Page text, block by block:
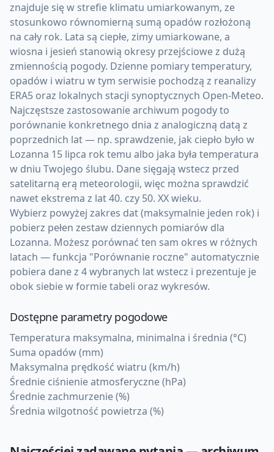
znajduje się w strefie klimatu umiarkowanym, ze
stosunkowo równomierną sumą opadów rozłożoną
na cały rok. Lata są ciepłe, zimy umiarkowane, a
wiosna i jesień stanowią okresy przejściowe z dużą
zmiennością pogody. Dzienne pomiary temperatury,
opadów i wiatru w tym serwisie pochodzą z reanalizy
ERA5 oraz lokalnych stacji synoptycznych Open-Meteo.
Najczęstsze zastosowanie archiwum pogody to
porównanie konkretnego dnia z analogiczną datą z
poprzednich lat — np. sprawdzenie, jak ciepło było w
Lozanna 15 lipca rok temu albo jaka była temperatura
w dniu Twojego ślubu. Dane sięgają wstecz przed
satelitarną erą meteorologii, więc można sprawdzić
nawet ekstrema z lat 40. czy 50. XX wieku.
Wybierz powyżej zakres dat (maksymalnie jeden rok) i
pobierz pełen zestaw dziennych pomiarów dla
Lozanna. Możesz porównać ten sam okres w różnych
latach — funkcja "Porównanie roczne" automatycznie
pobiera dane z 4 wybranych lat wstecz i prezentuje je
obok siebie w formie tabeli oraz wykresów.
Dostępne parametry pogodowe
Temperatura maksymalna, minimalna i średnia (°C)
Suma opadów (mm)
Maksymalna prędkość wiatru (km/h)
Średnie ciśnienie atmosferyczne (hPa)
Średnie zachmurzenie (%)
Średnia wilgotność powietrza (%)